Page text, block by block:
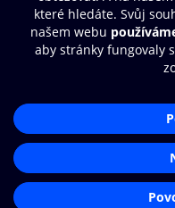
© O2 Czech Republic a.s.
Přístupnost
Zásady zpracování
Nastavení cookies